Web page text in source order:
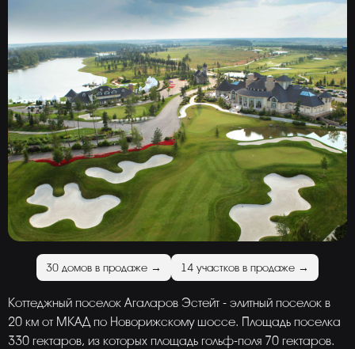
30 домов в продаже → 14 участков в продаже →
Коттеджный поселок Агаларов Эстейт - элитный поселок в
20 км от МКАД по Новорижскому шоссе. Площадь поселка
330 гектаров, из которых площадь гольф-поля 70 гектаров.